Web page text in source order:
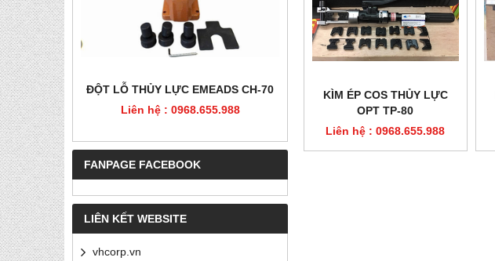
PET
ĐỘT LỖ THỦY LỰC EMEADS CH-70
Liên hệ : 0968.655.988
ĐỘT LỖ THỦY LỰC TLP HHM-70
Liên hệ : 0968.655.988
FANPAGE FACEBOOK
LIÊN KẾT WEBSITE
vhcorp.vn
KÌM ÉP COS THỦY LỰC
OPT TP-80
Liên hệ : 0968.655.988